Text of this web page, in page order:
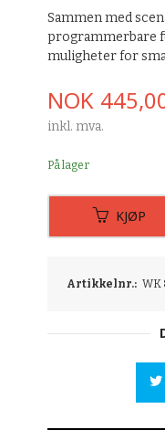
Sammen med
programmerbare
muligheter for
Pris
NOK
inkl. mva.
På lager
KJØP
Artikkelnr.: WK